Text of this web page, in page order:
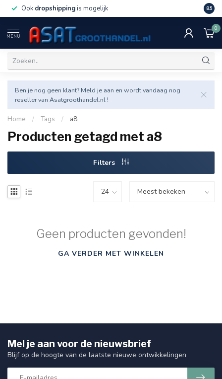
Ook dropshippingis mogelijk Veel
8.5
MENU
0
Ben je nog geen klant? Meld je aan en wordt vandaag nog
reseller van Asatgroothandel.nl !
Home / Tags / a8
Producten getagd met a8
Filters
Geen producten gevonden!
GA VERDER MET WINKELEN
Mel je aan voor de nieuwsbrief
Blijf op de hoogte van de laatste nieuwe ontwikkelingen